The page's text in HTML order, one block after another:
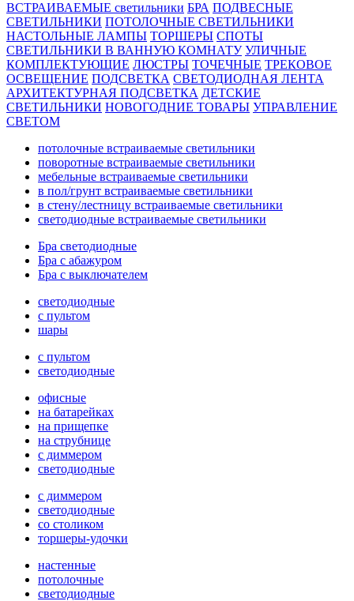
ВСТРАИВАЕМЫЕ светильники БРА ПОДВЕСНЫЕ
СВЕТИЛЬНИКИ ПОТОЛОЧНЫЕ СВЕТИЛЬНИКИ
НАСТОЛЬНЫЕ ЛАМПЫ ТОРШЕРЫ СПОТЫ
СВЕТИЛЬНИКИ В ВАННУЮ КОМНАТУ УЛИЧНЫЕ
КОМПЛЕКТУЮЩИЕ ЛЮСТРЫ ТОЧЕЧНЫЕ ТРЕКОВОЕ
ОСВЕЩЕНИЕ ПОДСВЕТКА СВЕТОДИОДНАЯ ЛЕНТА
АРХИТЕКТУРНАЯ ПОДСВЕТКА ДЕТСКИЕ
СВЕТИЛЬНИКИ НОВОГОДНИЕ ТОВАРЫ УПРАВЛЕНИЕ
СВЕТОМ
потолочные встраиваемые светильники
поворотные встраиваемые светильники
мебельные встраиваемые светильники
в пол/грунт встраиваемые светильники
в стену/лестницу встраиваемые светильники
светодиодные встраиваемые светильники
Бра светодиодные
Бра с абажуром
Бра с выключателем
светодиодные
с пультом
шары
с пультом
светодиодные
офисные
на батарейках
на прищепке
на струбнице
с диммером
светодиодные
с диммером
светодиодные
со столиком
торшеры-удочки
настенные
потолочные
светодиодные